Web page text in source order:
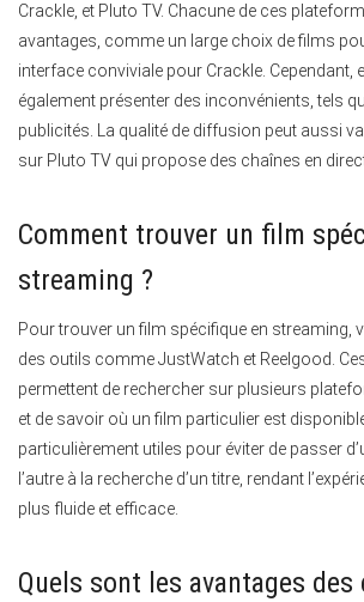
Crackle, et Pluto TV. Chacune de ces
avantages, comme un large choix de films
interface conviviale pour Crackle. Cependant,
également présenter des inconvénients, tels
publicités. La qualité de diffusion peut aussi
sur Pluto TV qui propose des chaînes en
Comment trouver un film
streaming ?
Pour trouver un film spécifique en streaming,
des outils comme JustWatch et Reelgood.
permettent de rechercher sur plusieurs
et de savoir où un film particulier est
particulièrement utiles pour éviter de passer
l’autre à la recherche d’un titre, rendant
plus fluide et efficace.
Quels sont les avantages des